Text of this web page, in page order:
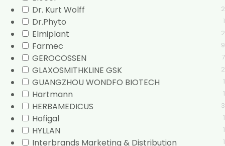
Dr. Kurt Wolff 2
Dr.Phyto 1
Elmiplant 2
Farmec 9
GEROCOSSEN 7
GLAXOSMITHKLINE GSK 2
GUANGZHOU WONDFO BIOTECH 1
Hartmann 1
HERBAMEDICUS 3
Hofigal 1
HYLLAN 1
Interbrands Marketing & Distribution 1